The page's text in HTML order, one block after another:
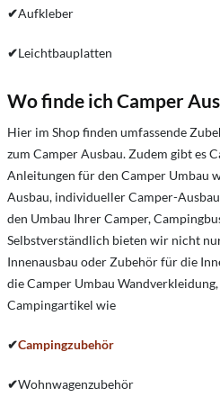
✔Aufkleber
✔Leichtbauplatten
Wo finde ich Camper
Hier im Shop finden umfassende
zum Camper Ausbau. Zudem gibt es
Anleitungen für den Camper Umbau
Ausbau, individueller Camper-
den Umbau Ihrer Camper,
Selbstverständlich bieten wir nicht
Innenausbau oder Zubehör für die
die Camper Umbau
Campingartikel wie
✔Campingzubehör
✔Wohnwagenzubehör